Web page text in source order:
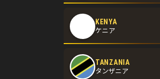
KENYA
ケニア
TANZANIA
タンザニア